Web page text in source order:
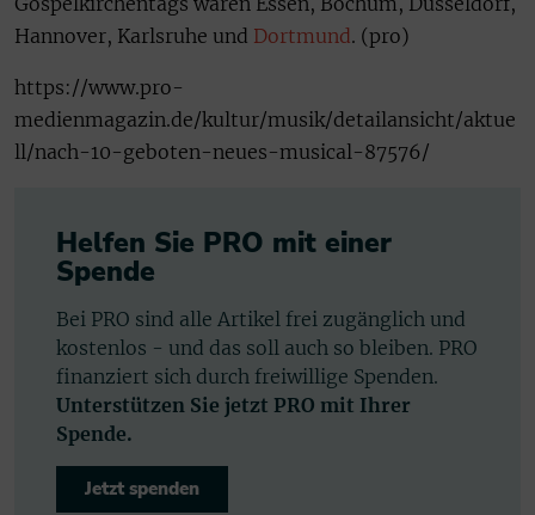
Hannover, Karlsruhe und Dortmund. (pro)
https://www.pro-
medienmagazin.de/kultur/musik/detailansicht/aktue
ll/nach-10-geboten-neues-musical-87576/
Helfen Sie PRO mit einer
Spende
Bei PRO sind alle Artikel frei zugänglich und
kostenlos - und das soll auch so bleiben. PRO
finanziert sich durch freiwillige Spenden.
Unterstützen Sie jetzt PRO mit Ihrer
Spende.
Jetzt spenden